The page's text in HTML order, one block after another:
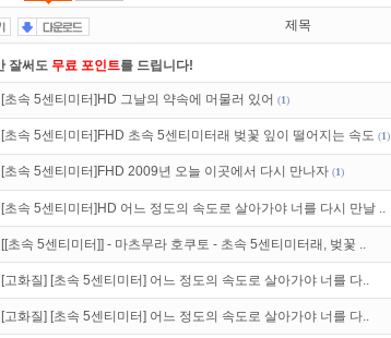
제목
잘써도 무료 포인트를 드립니다!
가 재밌지?고민되면 눌러봐!투스토리~
크 이벤트! 매일매일 출석체크!
할인쿠폰 사용방법안내
TV로 투디스크영화,드라마,예능보자!
호기능으로 가족과 함께 투디스크를 이용하세요~
[초속 5센티미터]HD 그날의 약속에 머물러 있어 (1)
[초속 5센티미터]FHD 초속 5센티미터래 벚꽃 잎이 떨어지는 속도 (1)
[초속 5센티미터]FHD 2009년 오늘 이곳에서 다시 만나자 (1)
[초속 5센티미터]HD 어느 정도의 속도로 살아가야 너를 다시 만날 ..
[[초속 5센티미터]] - 마츠무라 호쿠토 - 초속 5센티미터래, 벚꽃 ..
[고화질] [초속 5센티미터] 어느 정도의 속도로 살아가야 너를 다..
[고화질] [초속 5센티미터] 어느 정도의 속도로 살아가야 너를 다..